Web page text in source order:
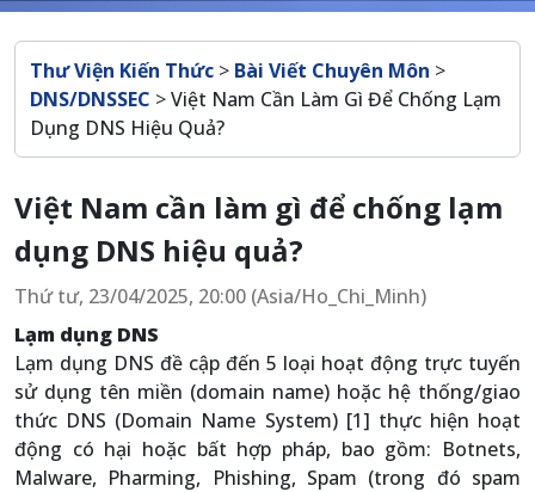
Breadcrumb
Thư Viện Kiến Thức > Bài Viết Chuyên Môn >
DNS/DNSSEC >Việt Nam Cần Làm Gì Để Chống Lạm
Dụng DNS Hiệu Quả?
Việt Nam cần làm gì để chống lạm
dụng DNS hiệu quả?
Thứ tư, 23/04/2025, 20:00 (Asia/Ho_Chi_Minh)
Lạm dụng DNS
Lạm dụng DNS đề cập đến 5 loại hoạt động trực tuyến
sử dụng tên miền (domain name) hoặc hệ thống/giao
thức DNS (Domain Name System) [1] thực hiện hoạt
động có hại hoặc bất hợp pháp, bao gồm: Botnets,
Malware, Pharming, Phishing, Spam (trong đó spam